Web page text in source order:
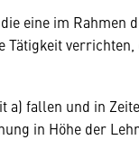
eine im Rahmen
a) fallen und in
in Höhe der